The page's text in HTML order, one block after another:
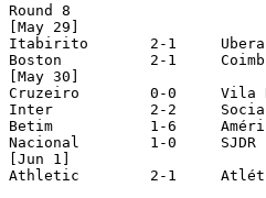
Round 8
[May 29]
Itabirito	2-1	Uberabinha
Boston		2-1	Coimbra
[May 30]
Cruzeiro	0-0	Vila Real
Inter		2-2	Social
Betim		1-6	América
Nacional	1-0	SJDR
[Jun 1]
Athletic	2-1	Atlético